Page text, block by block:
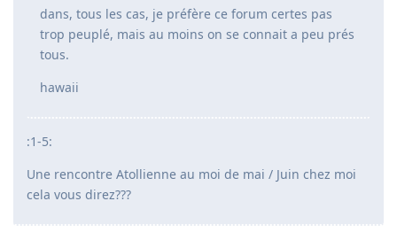
dans, tous les cas, je préfère ce forum certes pas
trop peuplé, mais au moins on se connait a peu prés
tous.
hawaii
:1-5:
Une rencontre Atollienne au moi de mai / Juin chez moi
cela vous direz???